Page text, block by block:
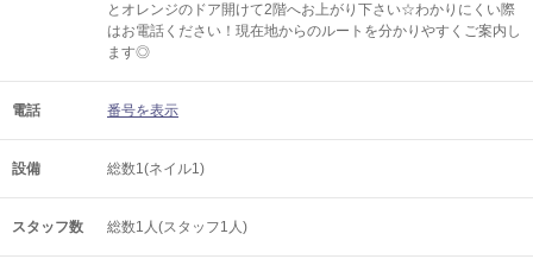
とオレンジのドア開けて2階へお上がり下さい☆わかりにくい際
はお電話ください！現在地からのルートを分かりやすくご案内し
ます◎
電話 番号を表示
設備 総数1(ネイル1)
スタッフ数 総数1人(スタッフ1人)